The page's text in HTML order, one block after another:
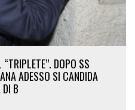
DOPO SS
ADESSO SI CANDIDA
B